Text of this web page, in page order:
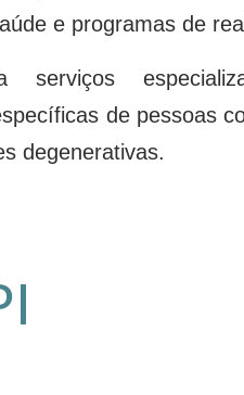
e programas de
serviços
de pessoas
degenerativas.